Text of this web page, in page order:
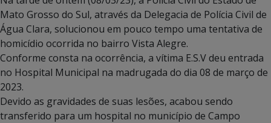
Mato Grosso do Sul, através da Delegacia de Polícia Civil de
Água Clara, solucionou em pouco tempo uma tentativa de
homicídio ocorrida no bairro Vista Alegre.
Conforme consta na ocorrência, a vítima E.S.V deu entrada
no Hospital Municipal na madrugada do dia 08 de março de
2023.
Devido as gravidades de suas lesões, acabou sendo
transferido para um hospital no município de Campo